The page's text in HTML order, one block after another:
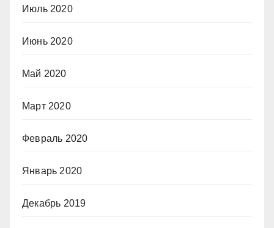
Июль 2020
Июнь 2020
Май 2020
Март 2020
Февраль 2020
Январь 2020
Декабрь 2019